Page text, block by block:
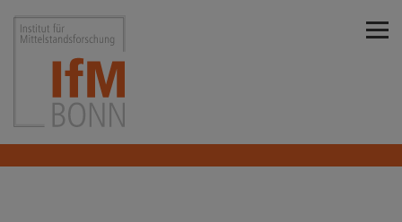
Institut für Mittelstandsforschung Bonn